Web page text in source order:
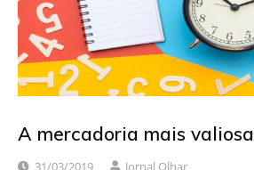
A mercadoria mais valiosa
31/03/2019 Jornal Olhar